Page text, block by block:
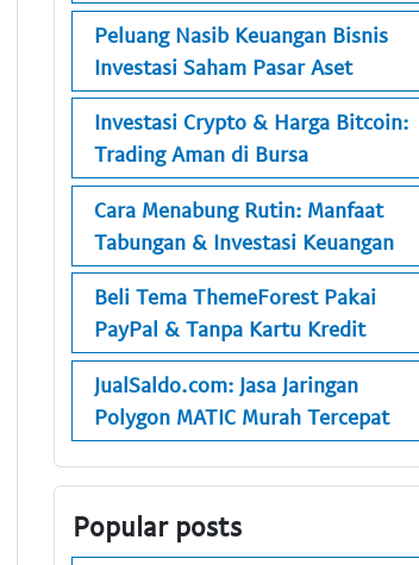
Peluang Nasib Keuangan Bisnis
Investasi Saham Pasar Aset
Investasi Crypto & Harga Bitcoin:
Trading Aman di Bursa
Cara Menabung Rutin: Manfaat
Tabungan & Investasi Keuangan
Beli Tema ThemeForest Pakai
PayPal & Tanpa Kartu Kredit
JualSaldo.com: Jasa Jaringan
Polygon MATIC Murah Tercepat
Popular posts